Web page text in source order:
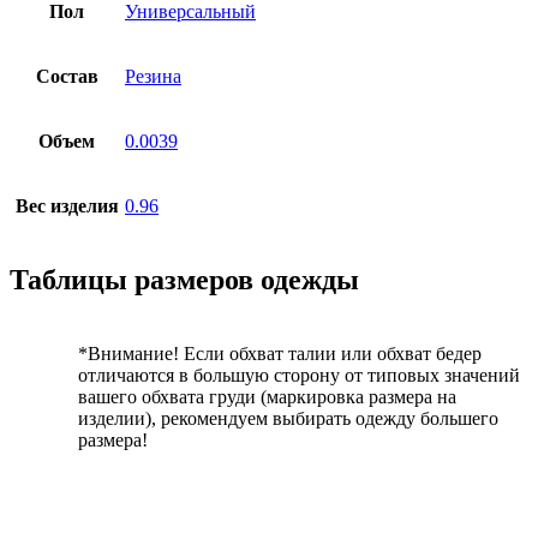
Пол Универсальный
Состав Резина
Объем 0.0039
Вес изделия 0.96
Таблицы размеров одежды
*Внимание! Если обхват талии или обхват бедер
отличаются в большую сторону от типовых значений
вашего обхвата груди (маркировка размера на
изделии), рекомендуем выбирать одежду большего
размера!